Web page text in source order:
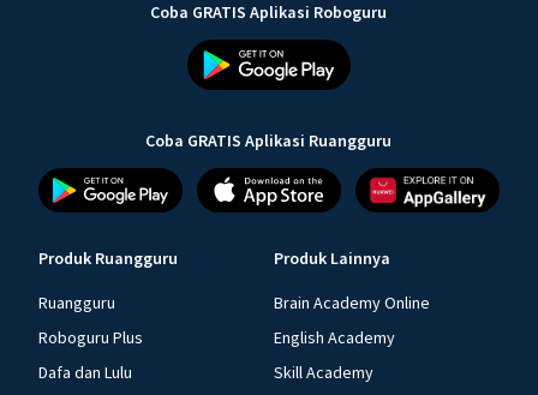
Coba GRATIS Aplikasi Roboguru
Coba GRATIS Aplikasi Ruangguru
Produk Ruangguru
Ruangguru
Roboguru Plus
Dafa dan Lulu
Produk Lainnya
Brain Academy Online
English Academy
Skill Academy